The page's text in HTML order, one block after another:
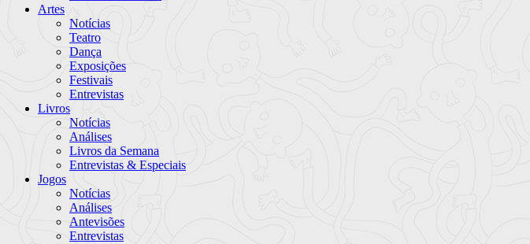
Artes
Notícias
Teatro
Dança
Exposições
Festivais
Entrevistas
Livros
Notícias
Análises
Livros da Semana
Entrevistas & Especiais
Jogos
Notícias
Análises
Antevisões
Entrevistas